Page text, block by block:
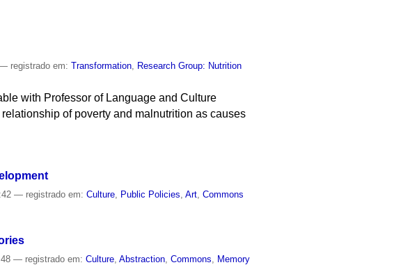
registrado em:Transformation, Research Group: Nutrition
with Professor of Language and Culture
of poverty and malnutrition as causes
— registrado em:Culture Public Policies ,Art ,Commons
— registrado em:Culture ,Abstraction ,Commons Memory